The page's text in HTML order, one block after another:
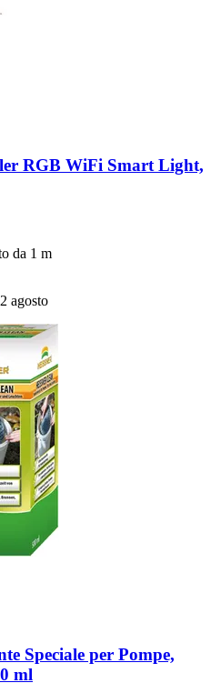
RGB WiFi Smart Light,
da 1 m
agosto
Speciale per Pompe,
ml